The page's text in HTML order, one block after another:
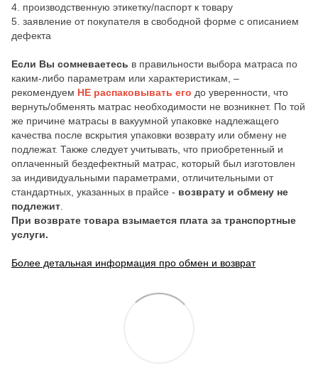
4. производственную этикетку/паспорт к товару
5. заявление от покупателя в свободной форме с описанием
дефекта
Если Вы сомневаетесь в правильности выбора матраса по
каким-либо параметрам или характеристикам, –
рекомендуем НЕ распаковывать его до уверенности, что
вернуть/обменять матрас необходимости не возникнет. По той
же причине матрасы в вакуумной упаковке надлежащего
качества после вскрытия упаковки возврату или обмену не
подлежат. Также следует учитывать, что приобретенный и
оплаченный бездефектный матрас, который был изготовлен
за индивидуальными параметрами, отличительными от
стандартных, указанных в прайсе - возврату и обмену не
подлежит
При возврате товара взымается плата за транспортные
услуги.
Более детальная информация про обмен и возврат